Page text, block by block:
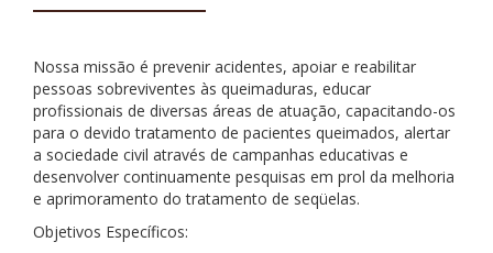
Nossa missão é prevenir acidentes, apoiar e reabilitar
pessoas sobreviventes às queimaduras, educar
profissionais de diversas áreas de atuação, capacitando-os
para o devido tratamento de pacientes queimados, alertar
a sociedade civil através de campanhas educativas e
desenvolver continuamente pesquisas em prol da melhoria
e aprimoramento do tratamento de seqüelas.
Objetivos Específicos: